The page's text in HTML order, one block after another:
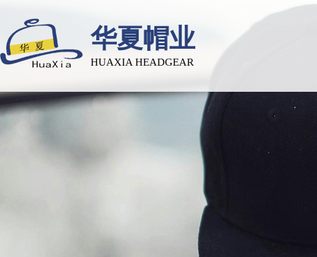
华夏帽业
HUAXIA HEADGEAR